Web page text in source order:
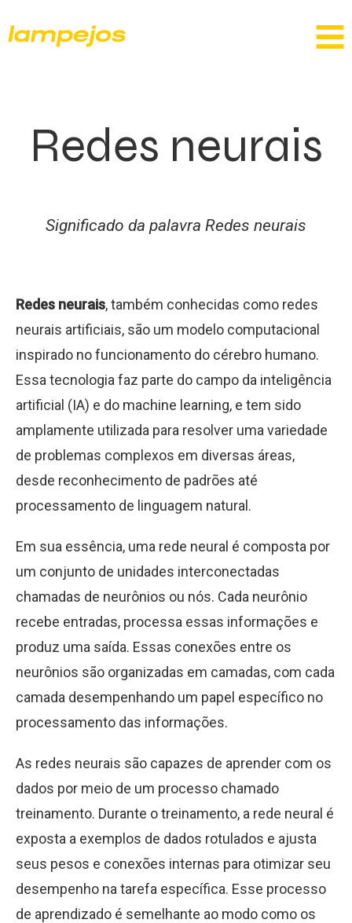
Redes neurais
Significado da palavra Redes neurais
Redes neurais, também conhecidas como redes
neurais artificiais, são um modelo computacional
inspirado no funcionamento do cérebro humano.
Essa tecnologia faz parte do campo da inteligência
artificial (IA) e do machine learning, e tem sido
amplamente utilizada para resolver uma variedade
de problemas complexos em diversas áreas,
desde reconhecimento de padrões até
processamento de linguagem natural.
Em sua essência, uma rede neural é composta por
um conjunto de unidades interconectadas
chamadas de neurônios ou nós. Cada neurônio
recebe entradas, processa essas informações e
produz uma saída. Essas conexões entre os
neurônios são organizadas em camadas, com cada
camada desempenhando um papel específico no
processamento das informações.
As redes neurais são capazes de aprender com os
dados por meio de um processo chamado
treinamento. Durante o treinamento, a rede neural é
exposta a exemplos de dados rotulados e ajusta
seus pesos e conexões internas para otimizar seu
desempenho na tarefa específica. Esse processo
de aprendizado é semelhante ao modo como os